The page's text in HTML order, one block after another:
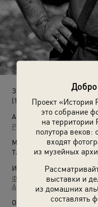
Проект «История
это собрание
на территории
полутора веков:
входят
из музейных
выставки и
из домашних
составлять
Зимагор
(1986 год)
Автор:
Рустам Мухаметзянов
Место съемки:
Татарская АССР, д. Суык-
Источники:
Фотографии
Архив Рустама
О фотографии: